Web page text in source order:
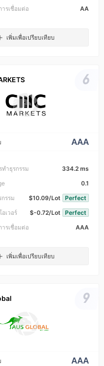
รเชื่อมต่อ
AA
เพิ่มเพื่อเปรียบเทียบ
AAA
ทำธุรกรรม
334.2 ms
0.1
รรม
$10.09/Lot
Perfect
เวอร์
$-0.72/Lot
Perfect
รเชื่อมต่อ
AAA
เพิ่มเพื่อเปรียบเทียบ
6
AAA
9